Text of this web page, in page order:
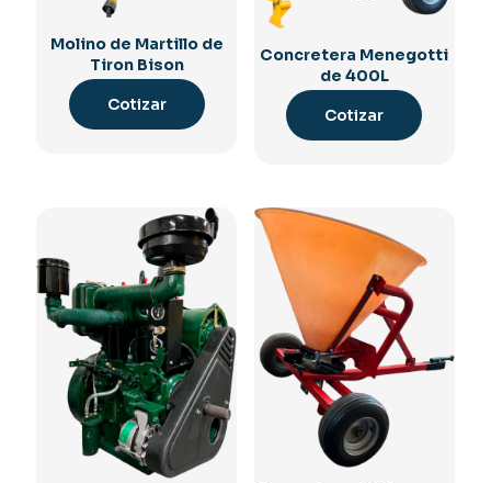
Molino de Martillo de
Tiron Bison
Cotizar
Concretera Menegotti
de 400L
Cotizar